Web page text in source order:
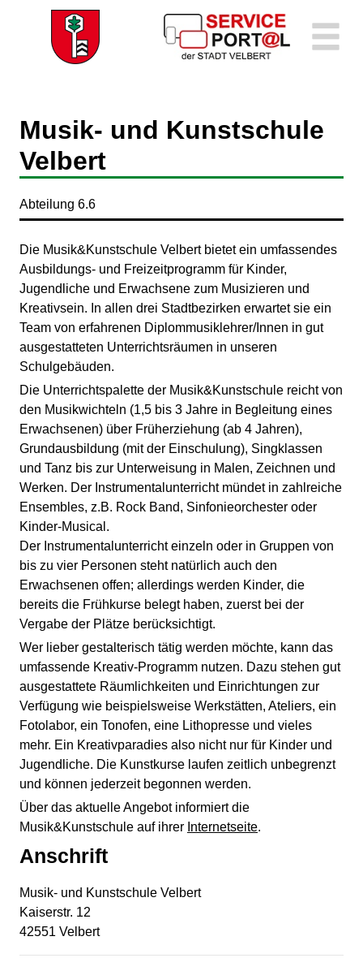
Zum Hauptinhalt springen
Zum Header
Zum Hauptinhalt
Zum Footer
Musik- und Kunstschule
Velbert
Kurzbezeichnung
Abteilung 6.6
Beschreibung
Die Musik&Kunstschule Velbert bietet ein umfassendes
Ausbildungs- und Freizeitprogramm für Kinder,
Jugendliche und Erwachsene zum Musizieren und
Kreativsein. In allen drei Stadtbezirken erwartet sie ein
Team von erfahrenen Diplommusiklehrer/Innen in gut
ausgestatteten Unterrichtsräumen in unseren
Schulgebäuden.
Die Unterrichtspalette der Musik&Kunstschule reicht von
den Musikwichteln (1,5 bis 3 Jahre in Begleitung eines
Erwachsenen) über Früherziehung (ab 4 Jahren),
Grundausbildung (mit der Einschulung), Singklassen
und Tanz bis zur Unterweisung in Malen, Zeichnen und
Werken. Der Instrumentalunterricht mündet in zahlreiche
Ensembles, z.B. Rock Band, Sinfonieorchester oder
Kinder-Musical.
Der Instrumentalunterricht einzeln oder in Gruppen von
bis zu vier Personen steht natürlich auch den
Erwachsenen offen; allerdings werden Kinder, die
bereits die Frühkurse belegt haben, zuerst bei der
Vergabe der Plätze berücksichtigt.
Wer lieber gestalterisch tätig werden möchte, kann das
umfassende Kreativ-Programm nutzen. Dazu stehen gut
ausgestattete Räumlichkeiten und Einrichtungen zur
Verfügung wie beispielsweise Werkstätten, Ateliers, ein
Fotolabor, ein Tonofen, eine Lithopresse und vieles
mehr. Ein Kreativparadies also nicht nur für Kinder und
Jugendliche. Die Kunstkurse laufen zeitlich unbegrenzt
und können jederzeit begonnen werden.
Über das aktuelle Angebot informiert die
Musik&Kunstschule auf ihrer Internetseite.
Anschrift
Musik- und Kunstschule Velbert
Kaiserstr. 12
42551 Velbert